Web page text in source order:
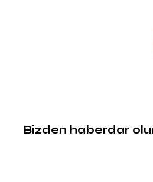
Bizden haberdar